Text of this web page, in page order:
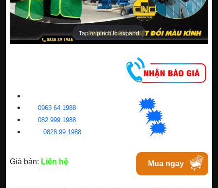
Tap or pinch to expand
0963 64 1988 🗯
082 999 1988 🗯
0828 99 1988 🗯
Giá bán: Liên hệ Mua ngay